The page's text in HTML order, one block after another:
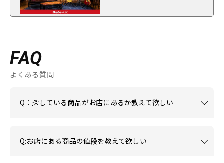
FAQ
よくある質問
Q：探している商品がお店にあるか教えて欲しい
Q:お店にある商品の値段を教えて欲しい